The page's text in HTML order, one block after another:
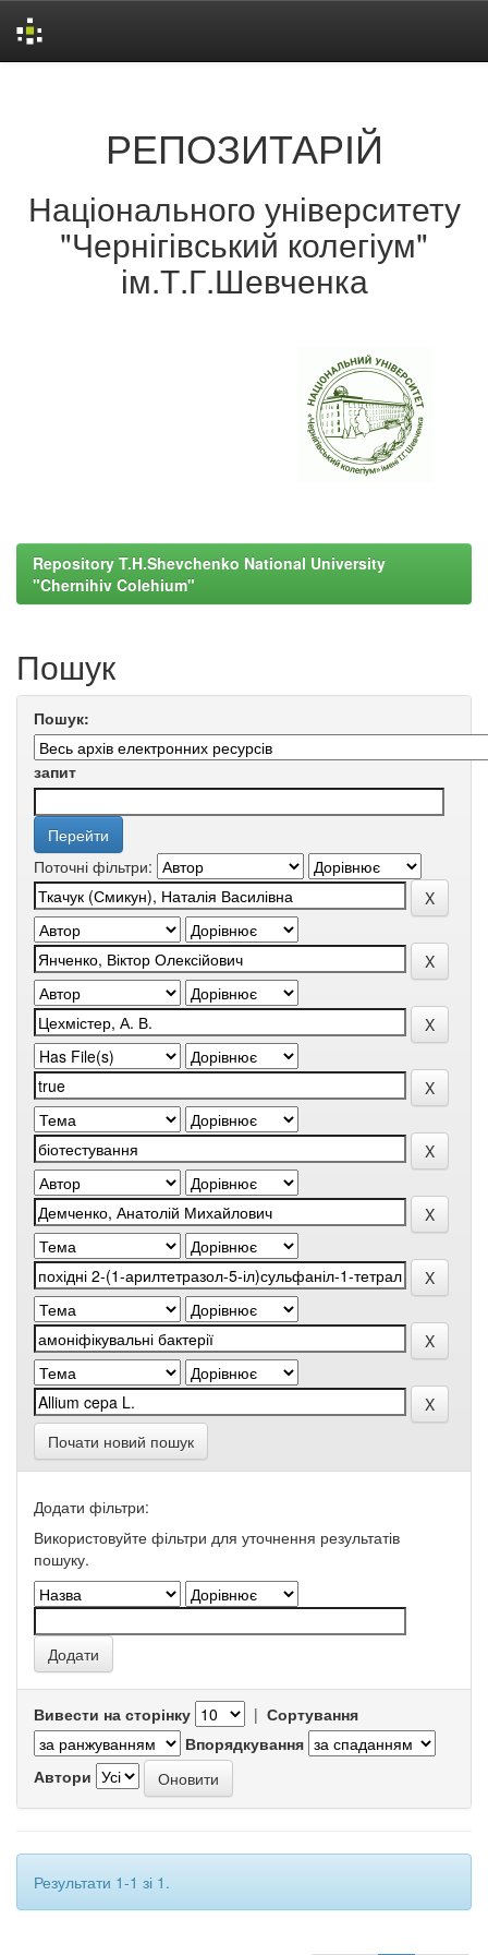
РЕПОЗИТАРІЙ
Національного університету
"Чернігівський колегіум"
ім.Т.Г.Шевченка
Repository T.H.Shevchenko National University
"Chernihiv Colehium"
Пошук
Пошук:
запит
Поточні фільтри:
Почати новий пошук
Додати фільтри:
Використовуйте фільтри для уточнення результатів
пошуку.
Вивести на сторінку | Сортування
Впорядкування
Автори
Результати 1-1 зі 1.